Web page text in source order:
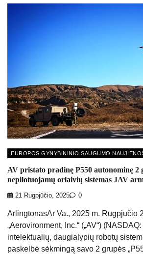
EUROPOS GYNYBININIO SAUGUMO
AV pristato pradinę P550 autonominę 2
nepilotuojamų orlaivių sistemas JAV
21 Rugpjūčio, 2025 0
ArlingtonasAr Va., 2025 m. Rugpjūčio
„Aerovironment, Inc.“ („AV“) (NASDAQ:
intelektualių, daugialypių robotų
paskelbė sėkmingą savo 2 grupės